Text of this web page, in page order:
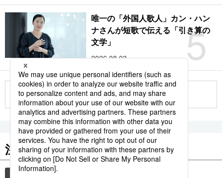
5
唯一の「外国人歌人」カン・ハン
ナさんが短歌で伝える「引き算の
文学」
2026.08.03
もっと見る
注目のキーワード
共同通信ニュース